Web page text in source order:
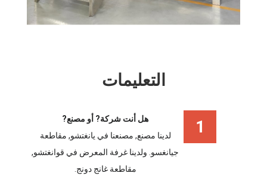
التعليمات
هل أنت شركة? أو مصنع?
لدينا مصنع, مصنعنا في يانغتشو, مقاطعة
جيانغسو. ولدينا غرفة المعرض في قوانغتشو,
مقاطعة غانج دونج.